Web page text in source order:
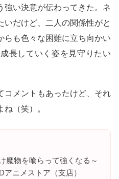
強い決意が伝わってきた。ネ
いだけど、二人の関係性がと
らも色々な困難に立ち向かい
長していく姿を見守りたい
コメントもあったけど、それ
（笑）。
魔物を喰らって強くなる～
ニメストア（支店）